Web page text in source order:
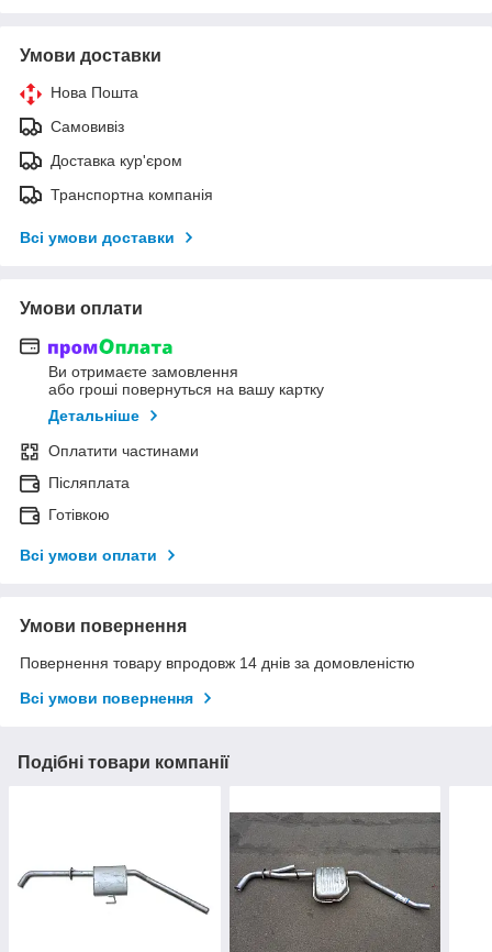
Умови доставки
Нова Пошта
Самовивіз
Доставка кур'єром
Транспортна компанія
Всі умови доставки
Умови оплати
Ви отримаєте замовлення
або гроші повернуться на вашу картку
Детальніше
Оплатити частинами
Післяплата
Готівкою
Всі умови оплати
Умови повернення
Повернення товару впродовж 14 днів за домовленістю
Всі умови повернення
Подібні товари компанії